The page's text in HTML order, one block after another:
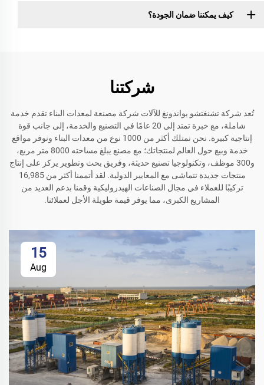
كيف يمكننا ضمان الجودة؟
شركتنا
تُعد شركة تشنغتشو يواندونغ للآلات شركة مصنعة لمعدات البناء تقدم خدمة
شاملة، مع خبرة تمتد إلى 20 عامًا في التصنيع والخدمة، إلى جانب قوة
إنتاجية كبيرة. نحن نمتلك أكثر من 1000 نوع من معدات البناء ونوفر مواقع
خدمة وبيع حول العالم لمنتجاتك؛ مع مصنع يبلغ مساحته 8000 متر مربع،
و300 موظف، وتكنولوجيا تصنيع حديثة، وفريق بحث وتطوير يركز على إنتاج
منتجات جديدة تتماشى مع المعايير الدولية. لقد أتممنا أكثر من 16,985
تركيبًا للعملاء في مجال الصناعات الهيدروليكية وقمنا بدعم العديد من
المشاريع الكبرى، مما يوفر قيمة طويلة الأجل لعملائنا.
15
Aug